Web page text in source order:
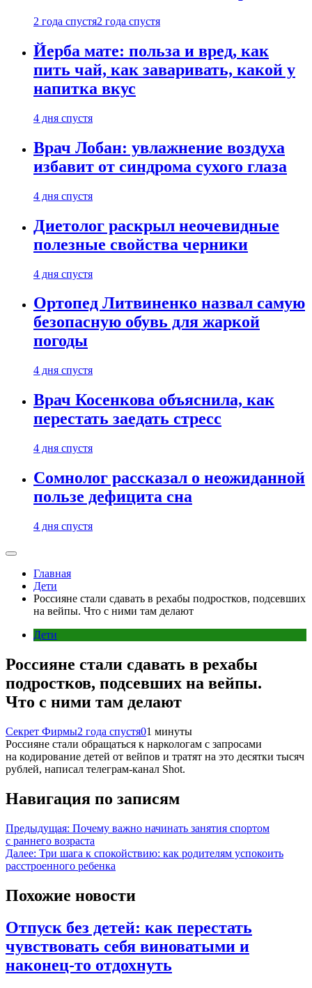
2 года спустя2 года спустя
Йерба мате: польза и вред, как
пить чай, как заваривать, какой у
напитка вкус
4 дня спустя
Врач Лобан: увлажнение воздуха
избавит от синдрома сухого глаза
4 дня спустя
Диетолог раскрыл неочевидные
полезные свойства черники
4 дня спустя
Ортопед Литвиненко назвал самую
безопасную обувь для жаркой
погоды
4 дня спустя
Врач Косенкова объяснила, как
перестать заедать стресс
4 дня спустя
Сомнолог рассказал о неожиданной
пользе дефицита сна
4 дня спустя
Главная
Дети
Россияне стали сдавать в рехабы подростков, подсевших
на вейпы. Что с ними там делают
Дети
Россияне стали сдавать в рехабы
подростков, подсевших на вейпы.
Что с ними там делают
Секрет Фирмы2 года спустя01 минуты
Россияне стали обращаться к наркологам с запросами
на кодирование детей от вейпов и тратят на это десятки тысяч
рублей, написал телеграм-канал Shot.
Навигация по записям
Предыдущая: Почему важно начинать занятия спортом
с раннего возраста
Далее: Три шага к спокойствию: как родителям успокоить
расстроенного ребенка
Похожие новости
Отпуск без детей: как перестать
чувствовать себя виноватыми и
наконец-то отдохнуть